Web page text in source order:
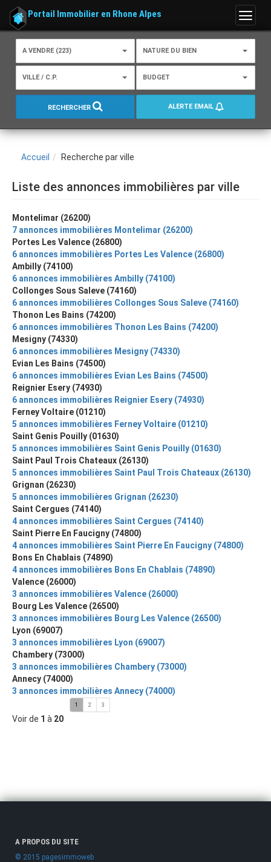
Menu
Portail Immobilier en Rhone Alpes
A VENDRE (223) NATURE DU BIEN
VILLE / C.P. BUDGET
RECHERCHER ALERTE EMAIL
Accueil Recherche par ville
Liste des annonces immobilières par ville
Montelimar (26200)
7 annonces immobilières Montelimar (26200)
Portes Les Valence (26800)
6 annonces immobilières Portes Les Valence (26800)
Ambilly (74100)
6 annonces immobilières Ambilly (74100)
Collonges Sous Saleve (74160)
6 annonces immobilières Collonges Sous Saleve (74160)
Thonon Les Bains (74200)
6 annonces immobilières Thonon Les Bains (74200)
Mesigny (74330)
6 annonces immobilières Mesigny (74330)
Evian Les Bains (74500)
6 annonces immobilières Evian Les Bains (74500)
Reignier Esery (74930)
6 annonces immobilières Reignier Esery (74930)
Ferney Voltaire (01210)
5 annonces immobilières Ferney Voltaire (01210)
Saint Genis Pouilly (01630)
5 annonces immobilières Saint Genis Pouilly (01630)
Saint Paul Trois Chateaux (26130)
5 annonces immobilières Saint Paul Trois Chateaux (26130)
Grignan (26230)
5 annonces immobilières Grignan (26230)
Saint Cergues (74140)
4 annonces immobilières Saint Cergues (74140)
Saint Pierre En Faucigny (74800)
4 annonces immobilières Saint Pierre En Faucigny (74800)
Bons En Chablais (74890)
4 annonces immobilières Bons En Chablais (74890)
Valence (26000)
3 annonces immobilières Valence (26000)
Bourg Les Valence (26500)
3 annonces immobilières Bourg Les Valence (26500)
Lyon (69007)
3 annonces immobilières Lyon (69007)
Chambery (73000)
3 annonces immobilières Chambery (73000)
Annecy (74000)
3 annonces immobilières Annecy (74000)
Voir de 1 à 20
1 2 3
A PROPOS DU SITE
© 2015 pagesimmoweb